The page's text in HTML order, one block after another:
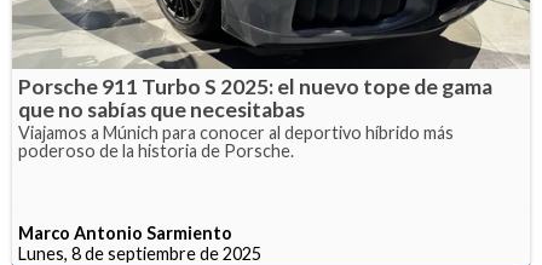
Porsche 911 Turbo S 2025: el nuevo tope de gama
que no sabías que necesitabas
Viajamos a Múnich para conocer al deportivo híbrido más
poderoso de la historia de Porsche.
Marco Antonio Sarmiento
Lunes, 8 de septiembre de 2025